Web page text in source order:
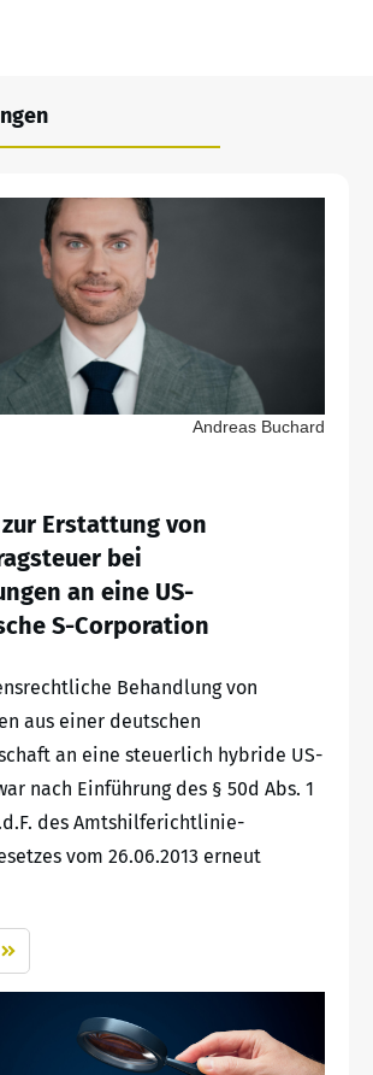
Andreas Buchard
Erstattung von
bei
an eine US-
S-Corporation
Behandlung von
aus einer deutschen
an eine steuerlich hybride US-
nach Einführung des § 50d Abs. 1
des Amtshilferichtlinie-
vom 26.06.2013 erneut